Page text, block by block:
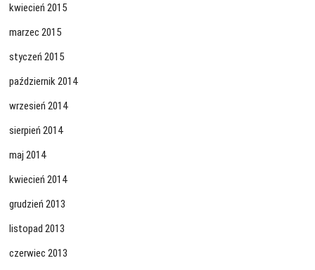
kwiecień 2015
marzec 2015
styczeń 2015
październik 2014
wrzesień 2014
sierpień 2014
maj 2014
kwiecień 2014
grudzień 2013
listopad 2013
czerwiec 2013